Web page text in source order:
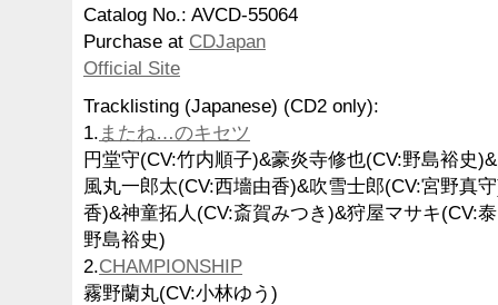
Catalog No.: AVCD-55064
Purchase at CDJapan
Official Site
Tracklisting (Japanese) (CD2 only):
1. またね…のキセツ
円堂守(CV:竹内順子)&豪炎寺修也(CV:野島裕史
風丸一郎太(CV:西墻由香)&吹雪士郎(CV:宮野真
香)&神童拓人(CV:斎賀みつき)&狩屋マサキ(CV:
野島裕史)
2.CHAMPIONSHIP
霧野蘭丸(CV:小林ゆう)